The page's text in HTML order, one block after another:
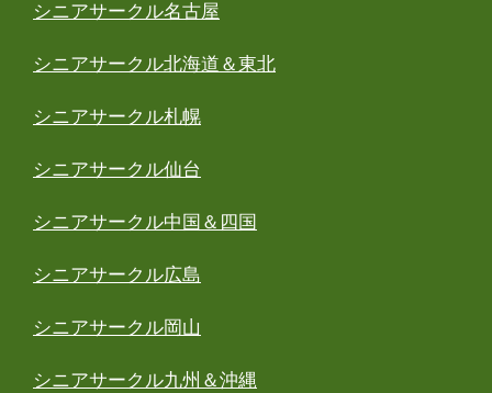
シニアサークル名古屋
シニアサークル北海道＆東北
シニアサークル札幌
シニアサークル仙台
シニアサークル中国＆四国
シニアサークル広島
シニアサークル岡山
シニアサークル九州＆沖縄